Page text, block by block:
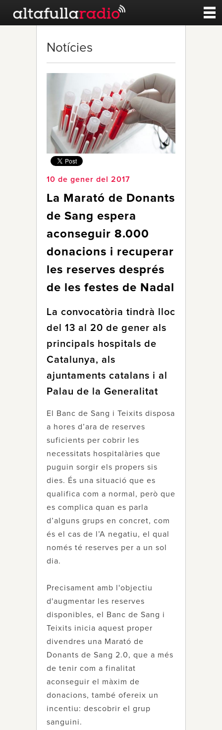
Esports
Noticies
Qui Som
Notícies
10 de gener del 2017
La Marató de Donants
de Sang espera
aconseguir 8.000
donacions i recuperar
les reserves després
de les festes de Nadal
La convocatòria tindrà lloc
del 13 al 20 de gener als
principals hospitals de
Catalunya, als
ajuntaments catalans i al
Palau de la Generalitat
El Banc de Sang i Teixits disposa
a hores d’ara de reserves
suficients per cobrir les
necessitats hospitalàries que
puguin sorgir els propers sis
dies. És una situació que es
qualifica com a normal, però que
es complica quan es parla
d’alguns grups en concret, com
és el cas de l’A negatiu, el qual
només té reserves per a un sol
dia.
Precisament amb l'objectiu
d'augmentar les reserves
disponibles, el Banc de Sang i
Teixits inicia aquest proper
divendres una Marató de
Donants de Sang 2.0, que a més
de tenir com a finalitat
aconseguir el màxim de
donacions, també ofereix un
incentiu: descobrir el grup
sanguini.